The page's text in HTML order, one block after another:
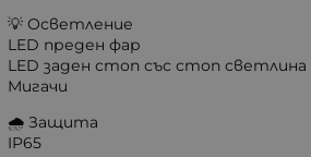
💡 Осветление
LED преден фар
LED заден стоп със стоп светлина
Мигачи
🌧️ Защита
IP65